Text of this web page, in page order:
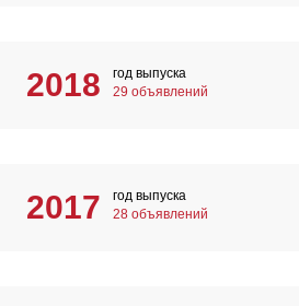
2018
год выпуска
29 объявлений
2017
год выпуска
28 объявлений